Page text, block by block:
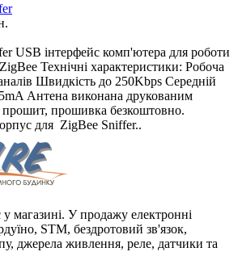
USB інтерфейс комп'ютера для роботи
Технічні характеристики: Робоча
Швидкість до 250Kbps Середній
Антена виконана друкованим
прошивка безкоштовно.
для ​ ZigBee Sniffer ​..
магазині. У продажу електронні
STM, бездротовий зв'язок,
джерела живлення, реле, датчики та